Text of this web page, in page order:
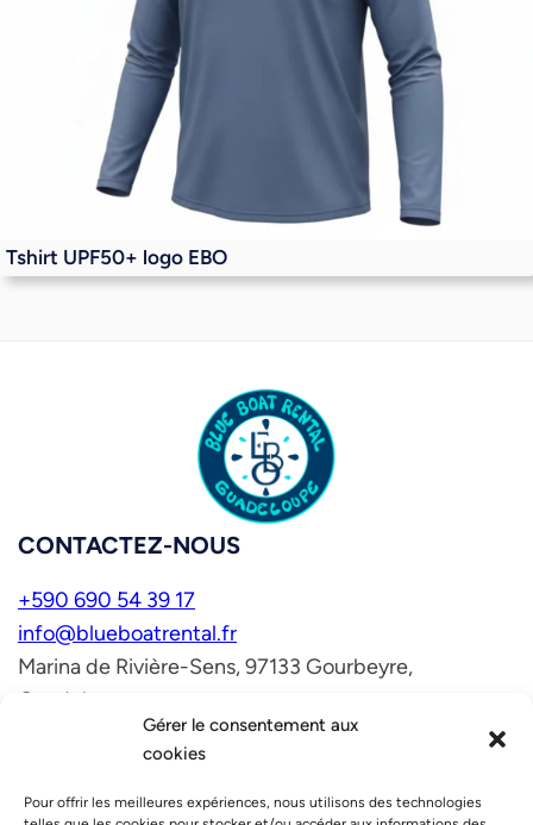
Gérer le consentement aux
cookies
Pour offrir les meilleures expériences, nous utilisons des technologies
Tshirt UPF50+ logo EBO
CONTACTEZ-NOUS
+590 690 54 39 17
info@blueboatrental.fr
Marina de Rivière-Sens, 97133 Gourbeyre,
Guadeloupe
NOS AUTRES ACTIVITÉS
Nos hébergements